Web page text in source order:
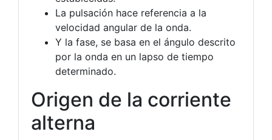
La pulsación hace referencia a la
velocidad angular de la onda.
Y la fase, se basa en el ángulo descrito
por la onda en un lapso de tiempo
determinado.
Origen de la corriente
alterna